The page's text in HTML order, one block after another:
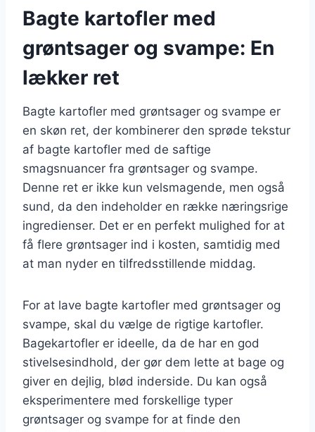
Bagte kartofler med
grøntsager og svampe: En
lækker ret
Bagte kartofler med grøntsager og svampe er
en skøn ret, der kombinerer den sprøde tekstur
af bagte kartofler med de saftige
smagsnuancer fra grøntsager og svampe.
Denne ret er ikke kun velsmagende, men også
sund, da den indeholder en række næringsrige
ingredienser. Det er en perfekt mulighed for at
få flere grøntsager ind i kosten, samtidig med
at man nyder en tilfredsstillende middag.
For at lave bagte kartofler med grøntsager og
svampe, skal du vælge de rigtige kartofler.
Bagekartofler er ideelle, da de har en god
stivelsesindhold, der gør dem lette at bage og
giver en dejlig, blød inderside. Du kan også
eksperimentere med forskellige typer
grøntsager og svampe for at finde den